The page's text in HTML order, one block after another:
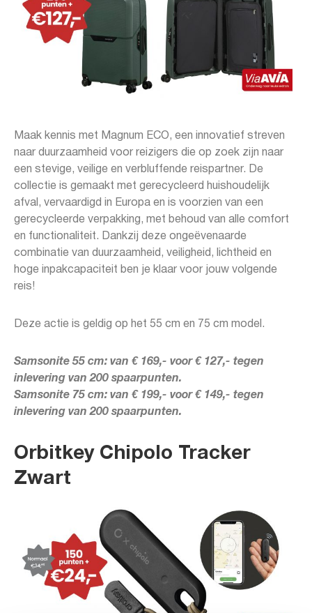
Maak kennis met Magnum ECO, een innovatief streven
naar duurzaamheid voor reizigers die op zoek zijn naar
een stevige, veilige en verbluffende reispartner. De
collectie is gemaakt met gerecycleerd huishoudelijk
afval, vervaardigd in Europa en is voorzien van een
gerecycleerde verpakking, met behoud van alle comfort
en functionaliteit. Dankzij deze ongeëvenaarde
combinatie van duurzaamheid, veiligheid, lichtheid en
hoge inpakcapaciteit ben je klaar voor jouw volgende
reis!
Deze actie is geldig op het 55 cm en 75 cm model.
Samsonite 55 cm: van € 169,- voor € 127,- tegen
inlevering van 200 spaarpunten.
Samsonite 75 cm: van € 199,- voor € 149,- tegen
inlevering van 200 spaarpunten.
Orbitkey Chipolo Tracker
Zwart